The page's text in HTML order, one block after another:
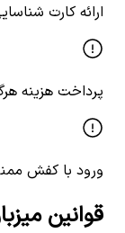
ارائه کارت
پرداخت هزینه
ورود با کفش
قوانین